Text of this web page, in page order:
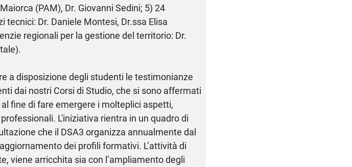
(PAM), Dr. Giovanni Sedini; 5) 24
tecnici: Dr. Daniele Montesi, Dr.ssa Elisa
regionali per la gestione del territorio: Dr.
a disposizione degli studenti le testimonianze
dai nostri Corsi di Studio, che si sono affermati
fine di fare emergere i molteplici aspetti,
L'iniziativa rientra in un quadro di
che il DSA3 organizza annualmente dal
dei profili formativi. L’attività di
viene arricchita sia con l’ampliamento degli